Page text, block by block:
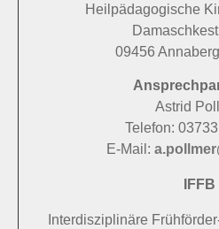
Heilpädagogische
09456
Astrid
Telefon:
E-Mail:
IFFB
Interdisziplinäre